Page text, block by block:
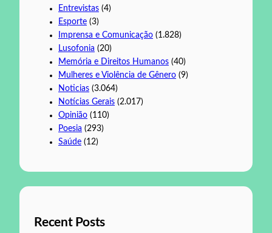
Entrevistas (4)
Esporte (3)
Imprensa e Comunicação (1.828)
Lusofonia (20)
Memória e Direitos Humanos (40)
Mulheres e Violência de Gênero (9)
Noticias (3.064)
Notícias Gerais (2.017)
Opinião (110)
Poesia (293)
Saúde (12)
Recent Posts